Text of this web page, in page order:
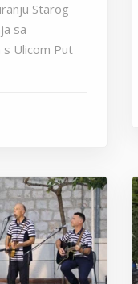
Starog
sa
s Ulicom Put